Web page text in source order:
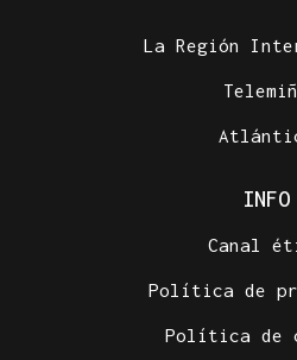
La Región
INFO
Canal
Política de
Política de